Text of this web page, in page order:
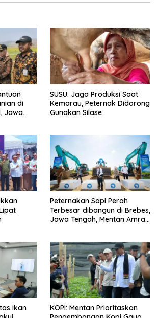
di
Jawa
SUSU: Jaga Produksi Saat
Kemarau, Peternak Didorong
Gunakan Silase
Peternakan Sapi Perah
Terbesar dibangun di Brebes,
Jawa Tengah, Mentan Amran
Ikan
KOPI: Mentan Prioritaskan